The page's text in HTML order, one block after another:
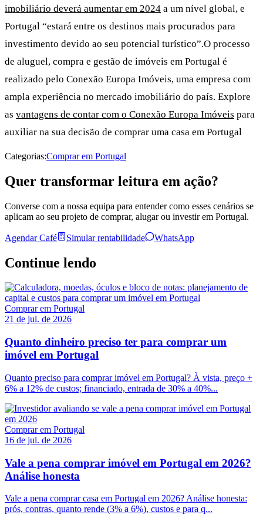
imobiliário deverá aumentar em 2024 a um nível global, e
Portugal “estará entre os destinos mais procurados para
investimento devido ao seu potencial turístico”.O processo
de aluguel, compra e gestão de imóveis em Portugal é
realizado pelo Conexão Europa Imóveis, uma empresa com
ampla experiência no mercado imobiliário do país. Explore
as vantagens de contar com o Conexão Europa Imóveis para
auxiliar na sua decisão de comprar uma casa em Portugal
Categorias:Comprar em Portugal
Quer transformar leitura em ação?
Converse com a nossa equipa para entender como esses cenários se
aplicam ao seu projeto de comprar, alugar ou investir em Portugal.
Agendar Café Simular rentabilidade WhatsApp
Continue lendo
Comprar em Portugal
21 de jul. de 2026
Quanto dinheiro preciso ter para comprar um
imóvel em Portugal
Quanto preciso para comprar imóvel em Portugal? À vista, preço +
6% a 12% de custos; financiado, entrada de 30% a 40%...
Comprar em Portugal
16 de jul. de 2026
Vale a pena comprar imóvel em Portugal em 2026?
Análise honesta
Vale a pena comprar casa em Portugal em 2026? Análise honesta:
prós, contras, quanto rende (3% a 6%), custos e para q...